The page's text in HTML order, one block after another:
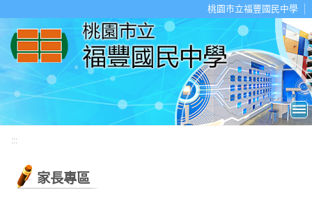
桃園市立福豐國民中學
:::
家長專區